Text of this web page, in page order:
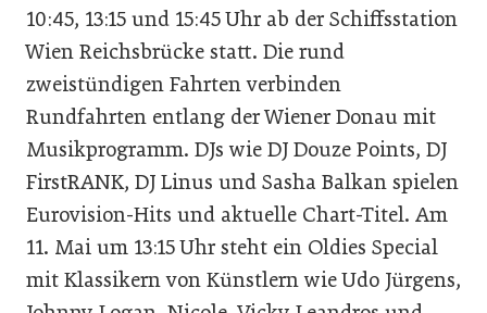
10:45, 13:15 und 15:45 Uhr ab der Schiffsstation
Wien Reichsbrücke statt. Die rund
zweistündigen Fahrten verbinden
Rundfahrten entlang der Wiener Donau mit
Musikprogramm. DJs wie DJ Douze Points, DJ
FirstRANK, DJ Linus und Sasha Balkan spielen
Eurovision-Hits und aktuelle Chart-Titel. Am
11. Mai um 13:15 Uhr steht ein Oldies Special
mit Klassikern von Künstlern wie Udo Jürgens,